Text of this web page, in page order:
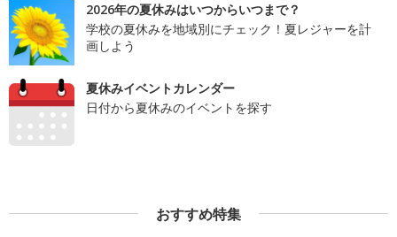
2026年の夏休みはいつからいつまで？
学校の夏休みを地域別にチェック！夏レジャーを計
画しよう
夏休みイベントカレンダー
日付から夏休みのイベントを探す
おすすめ特集